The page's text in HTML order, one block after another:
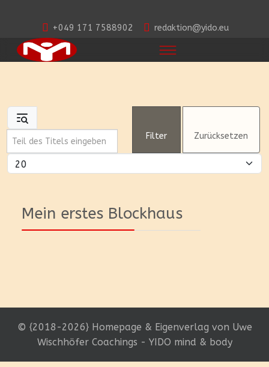
+049 171 7588902 redaktion@yido.eu
Teil des Titels eingeben
Filter Zurücksetzen
Anzeige #
Mein erstes Blockhaus
© {2018-2026} Homepage & Eigenverlag von Uwe
Wischhöfer Coachings - YIDO mind & body